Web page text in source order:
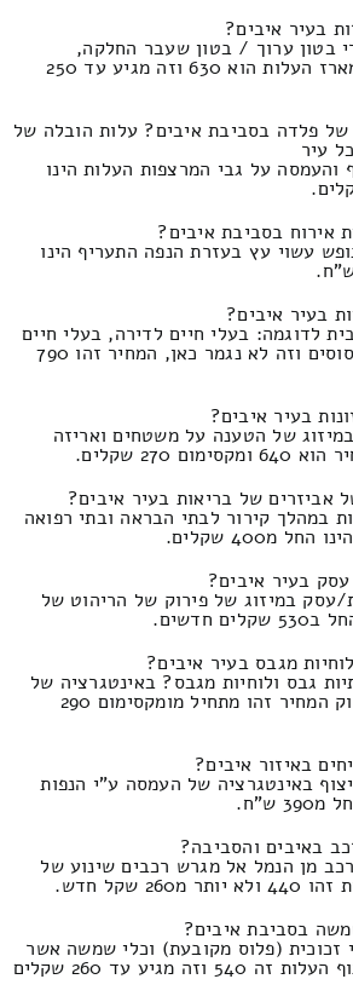
בעיר איבים?
בטון ערוך / בטון שעבר החלקה,
בסינתזה של הטענה ומארז העלות הוא 630 וזה מגיע עד 250
פלדה בסביבת איבים? עלות הובלה של
עיר
והעמסה על גבי המרצפות העלות הינו
אירוח בסביבת איבים?
עשוי עץ בעזרת הנפה התעריף הינו
בעיר איבים?
לדוגמה: בעלי חיים לדירה, בעלי חיים
פראיים, שוורים, צאן, סוסים וזה לא נגמר כאן, המחיר זהו 790
בעיר איבים?
של הטענה על משטחים ואריזה
270 שקלים.
אביזרים של בריאות בעיר איבים?
במהלך קירור לבתי הבראה ובתי רפואה
מ400 שקלים.
בעיר איבים?
עסק במיזוג של פירוק של הריהוט של
חדשים.
מגבס בעיר איבים?
גבס ולוחיות מגבס? באינטגרציה של
העמסה על משטח ופירוק המחיר זהו מתחיל מומקסימום 290
באיזור איבים?
באינטגרציה של העמסה ע"י הנפות
ש"ח.
באיבים והסביבה?
מן הנמל אל מגרש רכבים שינוע של
שקל חדש.
בסביבת איבים?
(פלוס מקובעת) וכלי שמשה אשר
שוקלים הרבה פלוס מנוף העלות זה 540 וזה מגיע עד 260 שקלים